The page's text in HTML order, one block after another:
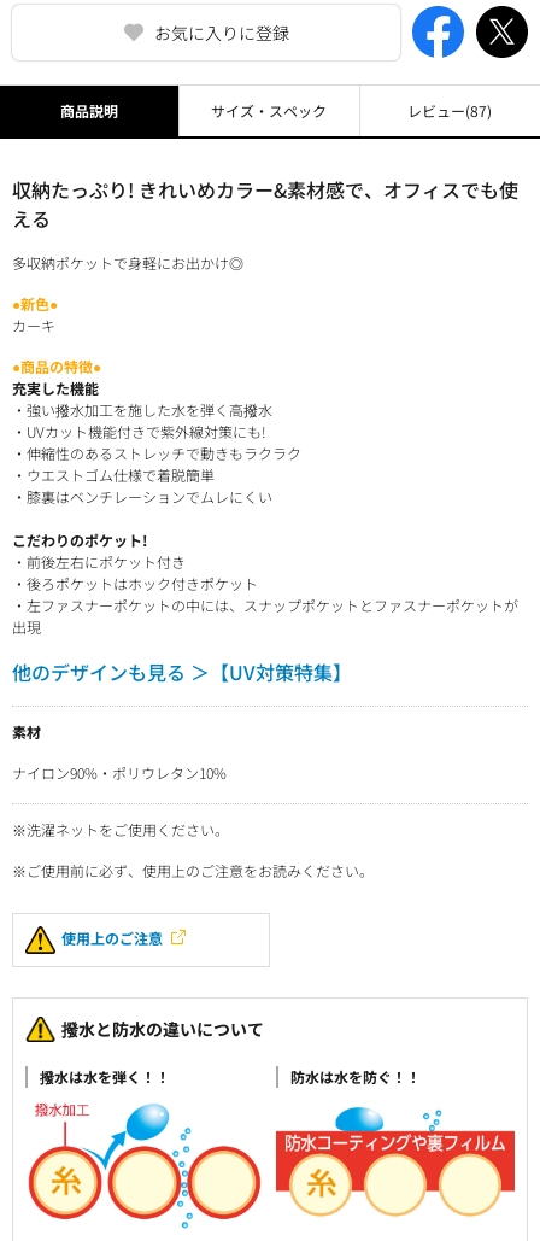
お気に入りに登録
商品説明
収納たっぷり! きれいめカラー&素材感で、オフィスでも使
える
多収納ポケットで身軽にお出かけ◎
●新色●
カーキ
●商品の特徴●
充実した機能
・強い撥水加工を施した水を弾く高撥水
・UVカット機能付きで紫外線対策にも!
・伸縮性のあるストレッチで動きもラクラク
・ウエストゴム仕様で着脱簡単
・膝裏はベンチレーションでムレにくい
こだわりのポケット!
・前後左右にポケット付き
・後ろポケットはホック付きポケット
・左ファスナーポケットの中には、スナップポケットとファスナーポケットが
出現
他のデザインも見る ＞【UV対策特集】
素材
ナイロン90%・ポリウレタン10%
※洗濯ネットをご使用ください。
※ご使用前に必ず、使用上のご注意をお読みください。
使用上のご注意
撥水と防水の違いについて
撥水は水を弾く！！ 防水は水を防ぐ！！
サイズ・スペック レビュー(87)